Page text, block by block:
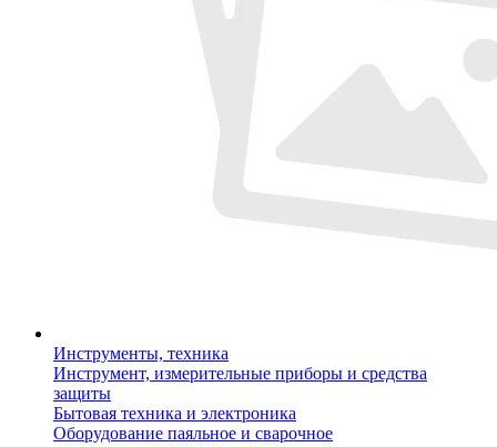
Инструменты, техника
Инструмент, измерительные приборы и средства
защиты
Бытовая техника и электроника
Оборудование паяльное и сварочное